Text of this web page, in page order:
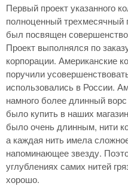
Первый проект указанного
полноценный трехмесячный
был посвящен
Проект выполнялся по
корпорации. Американские
поручили
использовались в России.
намного более длинный
было купить в наших
было очень длинным, нити
а каждая нить имела
напоминающее звезду.
углублениях самих нитей
хорошо.